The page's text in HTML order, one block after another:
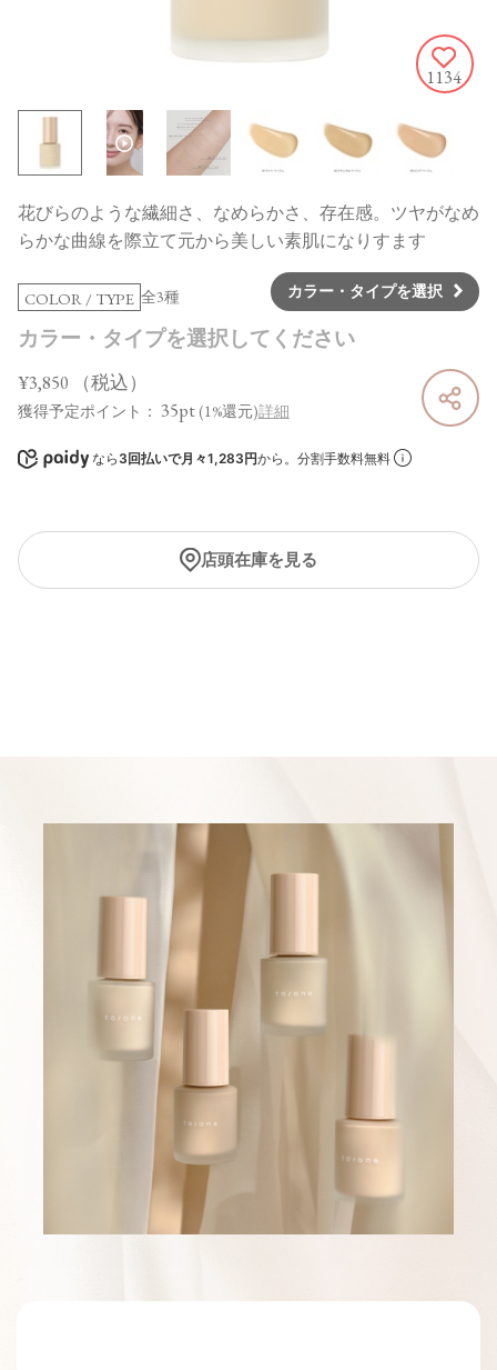
1134
花びらのような繊細さ、なめらかさ、存在感。ツヤがなめ
らかな曲線を際立て元から美しい素肌になりすます
COLOR / TYPE 全3種 カラー・タイプを選択
カラー・タイプを選択してください
¥3,850 （税込）
獲得予定ポイント： 35pt (1%還元)詳細
なら 3回払いで月々1,283円から。分割手数料無料
店頭在庫を見る